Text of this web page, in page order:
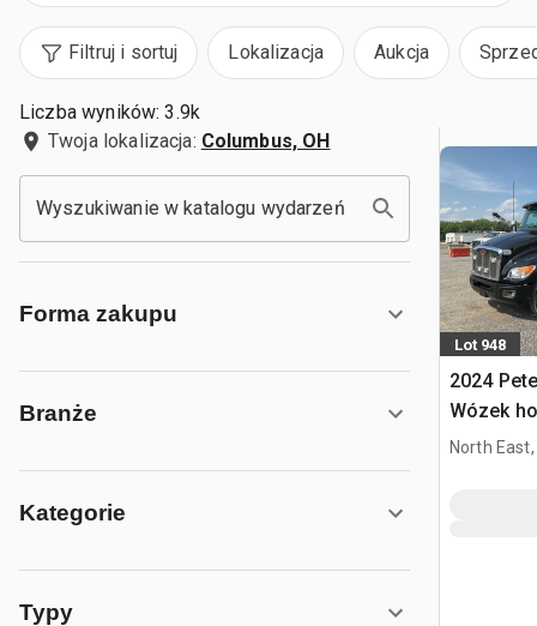
Filtruj i sortuj Lokalizacja Aukcja
Liczba wyników: 3.9k
Twoja lokalizacja: Columbus, OH
Wyszukiwanie w katalogu wydarzeń
Forma zakupu
Branże
Kategorie
Typy
Lot 948
2024
Wózek
North East,